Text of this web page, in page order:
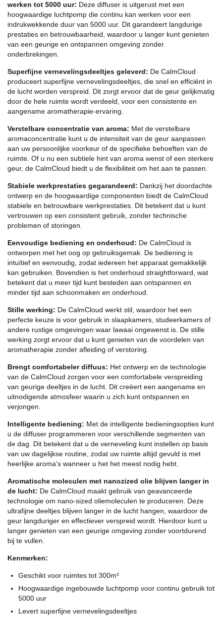
werken tot 5000 uur: Deze diffuser is uitgerust met een
hoogwaardige luchtpomp die continu kan werken voor een
indrukwekkende duur van 5000 uur. Dit garandeert langdurige
prestaties en betrouwbaarheid, waardoor u langer kunt genieten
van een geurige en ontspannen omgeving zonder
onderbrekingen.
Superfijne vernevelingsdeeltjes geleverd: De CalmCloud
produceert superfijne vernevelingsdeeltjes, die snel en efficiënt in
de lucht worden verspreid. Dit zorgt ervoor dat de geur gelijkmatig
door de hele ruimte wordt verdeeld, voor een consistente en
aangename aromatherapie-ervaring.
Verstelbare concentratie van aroma: Met de verstelbare
aromaconcentratie kunt u de intensiteit van de geur aanpassen
aan uw persoonlijke voorkeur of de specifieke behoeften van de
ruimte. Of u nu een subtiele hint van aroma wenst of een sterkere
geur, de CalmCloud biedt u de flexibiliteit om het aan te passen.
Stabiele werkprestaties gegarandeerd: Dankzij het doordachte
ontwerp en de hoogwaardige componenten biedt de CalmCloud
stabiele en betrouwbare werkprestaties. Dit betekent dat u kunt
vertrouwen op een consistent gebruik, zonder technische
problemen of storingen.
Eenvoudige bediening en onderhoud: De CalmCloud is
ontworpen met het oog op gebruiksgemak. De bediening is
intuïtief en eenvoudig, zodat iedereen het apparaat gemakkelijk
kan gebruiken. Bovendien is het onderhoud straightforward, wat
betekent dat u meer tijd kunt besteden aan ontspannen en
minder tijd aan schoonmaken en onderhoud.
Stille werking: De CalmCloud werkt stil, waardoor het een
perfecte keuze is voor gebruik in slaapkamers, studeerkamers of
andere rustige omgevingen waar lawaai ongewenst is. De stille
werking zorgt ervoor dat u kunt genieten van de voordelen van
aromatherapie zonder afleiding of verstoring.
Brengt comfortabeler diffuus: Het ontwerp en de technologie
van de CalmCloud zorgen voor een comfortabele verspreiding
van geurige deeltjes in de lucht. Dit creëert een aangename en
uitnodigende atmosfeer waarin u zich kunt ontspannen en
verjongen.
Intelligente bediening: Met de intelligente bedieningsopties kunt
u de diffuser programmeren voor verschillende segmenten van
de dag. Dit betekent dat u de verneveling kunt instellen op basis
van uw dagelijkse routine, zodat uw ruimte altijd gevuld is met
heerlijke aroma's wanneer u het het meest nodig hebt.
Aromatische moleculen met nanozized olie blijven langer in
de lucht: De CalmCloud maakt gebruik van geavanceerde
technologie om nano-sized oliemoleculen te produceren. Deze
ultrafijne deeltjes blijven langer in de lucht hangen, waardoor de
geur langduriger en effectiever verspreid wordt. Hierdoor kunt u
langer genieten van een geurige omgeving zonder voortdurend
bij te vullen.
Kenmerken:
Geschikt voor ruimtes tot 300m³
Hoogwaardige ingebouwde luchtpomp voor continu gebruik tot
5000 uur
Levert superfijne vernevelingsdeeltjes